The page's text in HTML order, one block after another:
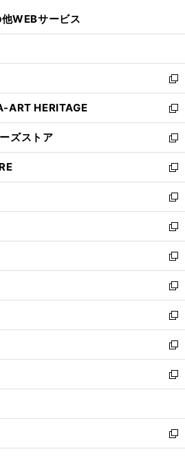
開
ン
ウ
で
開
く
ウ
ン
ド
ウ
で
開
く
WEBサービス
新
し
い
ウ
ィ
ン
ド
ウ
で
開
く
ART HERITAGE
新
し
い
ウ
ィ
ン
ド
ウ
で
開
く
ズストア
新
し
い
ウ
ィ
ン
ド
ウ
で
開
く
新
し
い
ウ
ィ
ン
ド
ウ
で
開
く
新
し
い
ウ
ィ
ン
ド
ウ
で
開
く
新
し
い
ウ
ィ
ン
ド
ウ
で
開
く
新
し
い
ウ
ィ
ン
ド
ウ
で
開
新
し
い
ウ
ィ
ン
ド
ウ
開
く
新
し
い
ウ
ィ
ン
ウ
で
開
新
し
い
ウ
ン
ド
ウ
新
し
ウ
ィ
ン
新
し